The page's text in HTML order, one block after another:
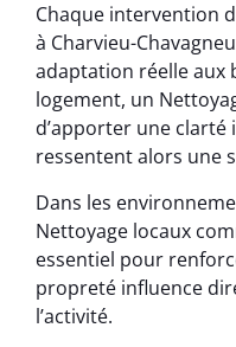
Chaque intervention
à Charvieu-
adaptation réelle aux
logement, un
d’apporter une clarté
ressentent alors une
Dans les
Nettoyage locaux
essentiel pour
propreté influence
l’activité.